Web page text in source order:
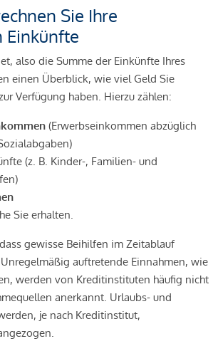
Sie Ihre
Einkünfte
also die Summe der Einkünfte Ihres
einen Überblick, wie viel Geld Sie
Verfügung haben. Hierzu zählen:
(Erwerbseinkommen abzüglich
(z. B. Kinder-, Familien- und
Sie erhalten.
gewisse Beihilfen im Zeitablauf
auftretende Einnahmen, wie
werden von Kreditinstituten häufig nicht
anerkannt. Urlaubs- und
je nach Kreditinstitut,